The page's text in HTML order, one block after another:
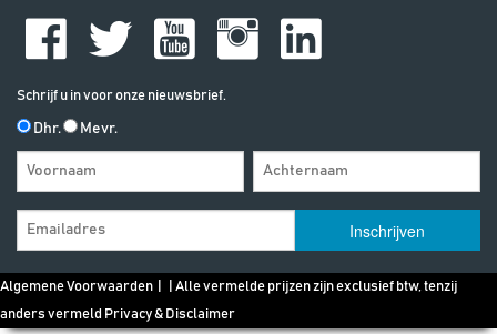
Schrijf u in voor onze nieuwsbrief.
Dhr. Mevr.
Algemene Voorwaarden | | Alle vermelde prijzen zijn exclusief btw, tenzij
anders vermeld Privacy & Disclaimer